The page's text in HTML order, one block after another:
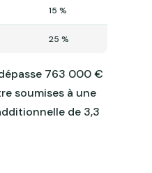
15 %
25 %
763 000 €
soumises à une
de 3,3